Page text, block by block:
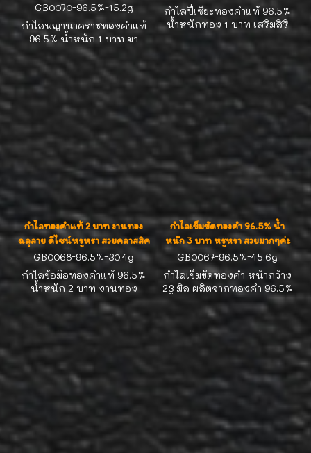
GB0070-96.5%-15.2g
กำไลพญานาคราชทองคำแท้
96.5% น้ำหนัก 1 บาท มา
พร้อมใบรับประกันแท้
สัญลักษณ์แห่งพลังศรัทธา
ความมั่งคั่ง และการดึงดูดโชค
ลาภ เหมาะสำหรับนักสะสม
และผู้ที่ต้องการความหรูหรา
เหนือระดับ
กำไลปี่เซียะทองคำแท้ 96.5%
น้ำหนักทอง 1 บาท เสริมสิริ
มงคลและดึงดูดโชคลาภ มา
พร้อมใบรับประกันแท้ ส่งฟรี
ทั่วไทย บริการด้วยใจ ได้ทอง
แท้แน่นอน
กำไลทองคำแท้ 2 บาท งานทอง
ฉลุลาย ดีไซน์หรูหรา สวยคลาสสิค
GB0068-96.5%-30.4g
กำไลข้อมือทองคำแท้ 96.5%
น้ำหนัก 2 บาท งานทอง
ฉลุลายสุดประณีต ดีไซน์
หรูหราเหนือกาลเวลา สวมใส่
สะสมทองคำและผู้ที่ชื่นชอบ
ทองแท้ มาพร้อมใบรับประกัน
คุณภาพ ส่งฟรีทั่วไทย มั่นใจ
ได้ว่าทองแท้ชัวร์
กำไลเข็มขัดทองคำ 96.5% น้ำ
หนัก 3 บาท หรูหรา สวยมากๆค่ะ
GB0067-96.5%-45.6g
กำไลเข็มขัดทองคำ หน้ากว้าง
23 มิล ผลิตจากทองคำ 96.5%
น้ำหนัก 3 บาท รอบวง 16.0-
16.5 cm งานแฟชั่นสวยๆ น่า
สะสมค่ะ